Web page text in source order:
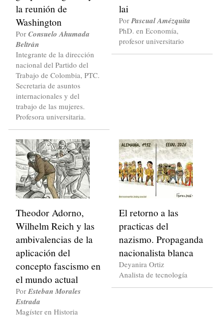
la reunión de
Washington
PorConsuelo Ahumada
Beltrán
Integrante de la dirección
nacional del Partido del
Trabajo de Colombia, PTC.
Secretaria de asuntos
internacionales y del
trabajo de las mujeres.
Profesora universitaria.
lai
PorPascual Amézquita
PhD. en Economía,
profesor universitario
Theodor Adorno,
Wilhelm Reich y las
ambivalencias de la
aplicación del
concepto fascismo en
el mundo actual
PorEsteban Morales
Estrada
Magíster en Historia
El retorno a las
practicas del
nazismo. Propaganda
nacionalista blanca
Deyanira Ortiz
Analista de tecnología